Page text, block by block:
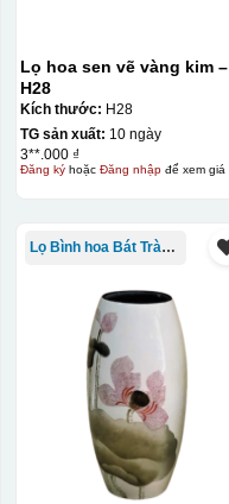
Lọ hoa sen vẽ vàng kim –
H28
Kích thước: H28
TG sản xuất: 10 ngày
3**.000 ₫
Đăng kýhoặc Đăng nhậpđể xem giá
Lọ Bình hoa Bát Tràng in logo